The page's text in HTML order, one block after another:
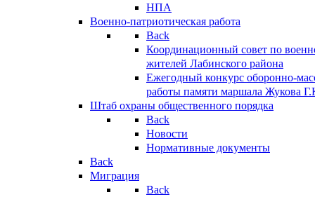
НПА
Военно-патриотическая работа
Back
Координационный совет по
жителей Лабинского района
Ежегодный конкурс оборонно-
работы памяти маршала Жукова
Штаб охраны общественного порядка
Back
Новости
Нормативные документы
Back
Миграция
Back